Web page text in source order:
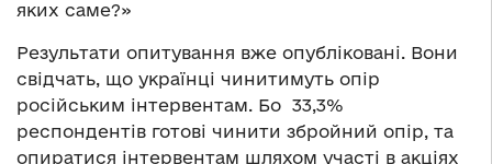
яких саме?»
Результати опитування вже опубліковані. Вони
свідчать, що українці чинитимуть опір
російським інтервентам. Бо 33,3%
респондентів готові чинити збройний опір, та
опиратися інтервентам шляхом участі в акціях